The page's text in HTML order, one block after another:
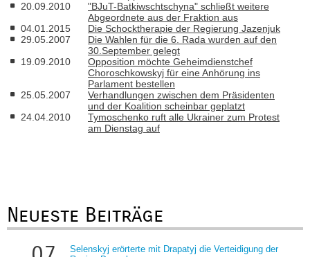
20.09.2010
"BJuT-Batkiwschtschyna" schließt weitere
Abgeordnete aus der Fraktion aus
04.01.2015
Die Schocktherapie der Regierung Jazenjuk
29.05.2007
Die Wahlen für die 6. Rada wurden auf den
30.September gelegt
19.09.2010
Opposition möchte Geheimdienstchef
Choroschkowskyj für eine Anhörung ins
Parlament bestellen
25.05.2007
Verhandlungen zwischen dem Präsidenten
und der Koalition scheinbar geplatzt
24.04.2010
Tymoschenko ruft alle Ukrainer zum Protest
am Dienstag auf
Neueste Beiträge
Selenskyj erörterte mit Drapatyj die Verteidigung der